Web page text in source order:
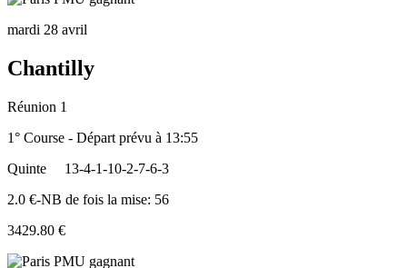
mardi 28 avril
Chantilly
Réunion 1
1° Course - Départ prévu à 13:55
Quinte
13-4-1-10-2-7-6-3
2.0 €-NB de fois la mise: 56
3429.80 €